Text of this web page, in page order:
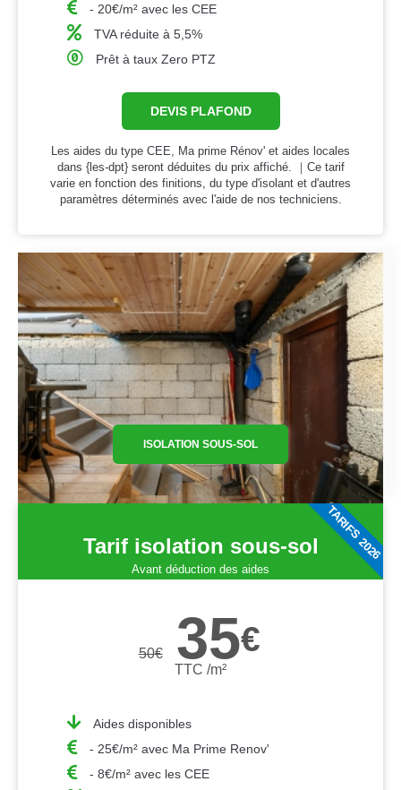
- 20€/m² avec les CEE
TVA réduite à 5,5%
Prêt à taux Zero PTZ
DEVIS PLAFOND
Les aides du type CEE, Ma prime Rénov' et aides locales
dans {les-dpt} seront déduites du prix affiché. ｜Ce tarif
varie en fonction des finitions, du type d'isolant et d'autres
paramètres déterminés avec l'aide de nos techniciens.
ISOLATION SOUS-SOL
Tarif isolation sous-sol
Avant déduction des aides
50€ 35€
TTC /m²
Aides disponibles
- 25€/m² avec Ma Prime Renov'
- 8€/m² avec les CEE
TARIFS 2026